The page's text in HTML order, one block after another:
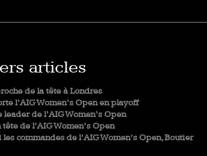
articles
de la tête à Londres
l’AIG Women’s Open en playoff
de l’AIG Women’s Open
de l’AIG Women’s Open
commandes de l’AIG Women’s Open, Boutier